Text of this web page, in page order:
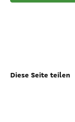
Diese Seite teilen